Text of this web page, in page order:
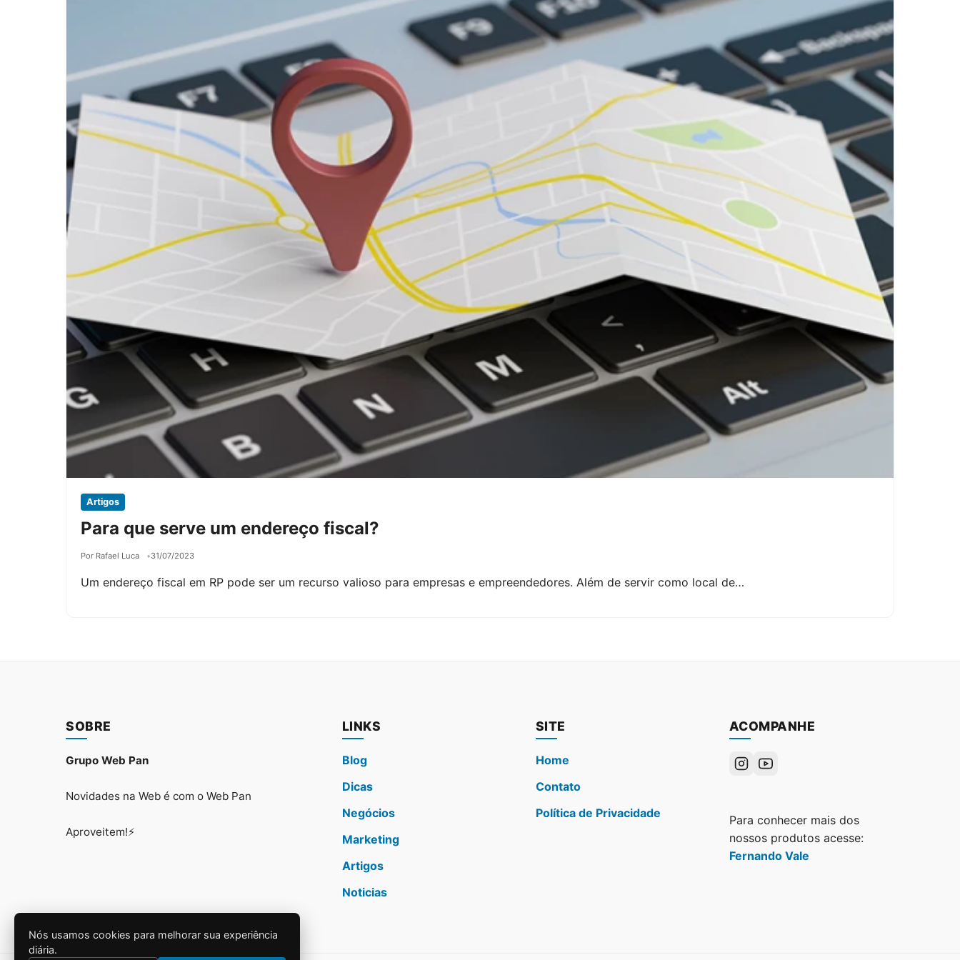
Artigos
Para que serve um endereço fiscal?
Por Rafael Luca 31/07/2023
Um endereço fiscal em RP pode ser um recurso valioso para empresas e empreendedores. Além de servir como local de…
SOBRE
Grupo Web Pan
Novidades na Web é com o Web Pan
Aproveitem!⚡
LINKS
Blog
Dicas
Negócios
Marketing
Artigos
Noticias
SITE
Home
Contato
Política de Privacidade
ACOMPANHE
Para conhecer mais dos
nossos produtos acesse:
Fernando Vale
Nós usamos cookies para melhorar sua experiência
diária.